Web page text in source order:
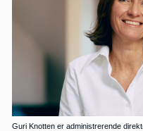
Guri Knotten er administrerende